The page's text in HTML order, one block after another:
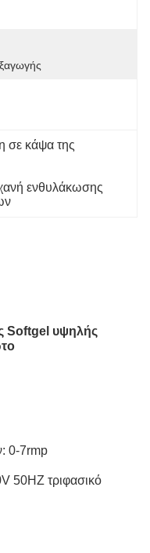
σε κάψα της
ενθυλάκωσης
Softgel υψηλής
0-7rmp
50HZ τριφασικό